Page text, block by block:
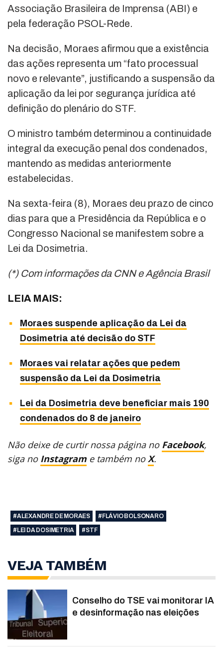
Associação Brasileira de Imprensa (ABI) e
pela federação PSOL-Rede.
Na decisão, Moraes afirmou que a existência
das ações representa um “fato processual
novo e relevante”, justificando a suspensão da
aplicação da lei por segurança jurídica até
definição do plenário do STF.
O ministro também determinou a continuidade
integral da execução penal dos condenados,
mantendo as medidas anteriormente
estabelecidas.
Na sexta-feira (8), Moraes deu prazo de cinco
dias para que a Presidência da República e o
Congresso Nacional se manifestem sobre a
Lei da Dosimetria.
(*) Com informações da CNN e Agência Brasil
LEIA MAIS:
Moraes suspende aplicação da Lei da
Dosimetria até decisão do STF
Moraes vai relatar ações que pedem
suspensão da Lei da Dosimetria
Lei da Dosimetria deve beneficiar mais 190
condenados do 8 de janeiro
Não deixe de curtir nossa página no Facebook,
siga no Instagram e também noX.
#ALEXANDRE DE MORAES
#FLÁVIO BOLSONARO
#LEI DA DOSIMETRIA
#STF
VEJA TAMBÉM
Conselho do TSE vai monitorar IA
e desinformação nas eleições